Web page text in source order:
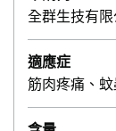
全群生技有限
適應症
筋肉疼痛、